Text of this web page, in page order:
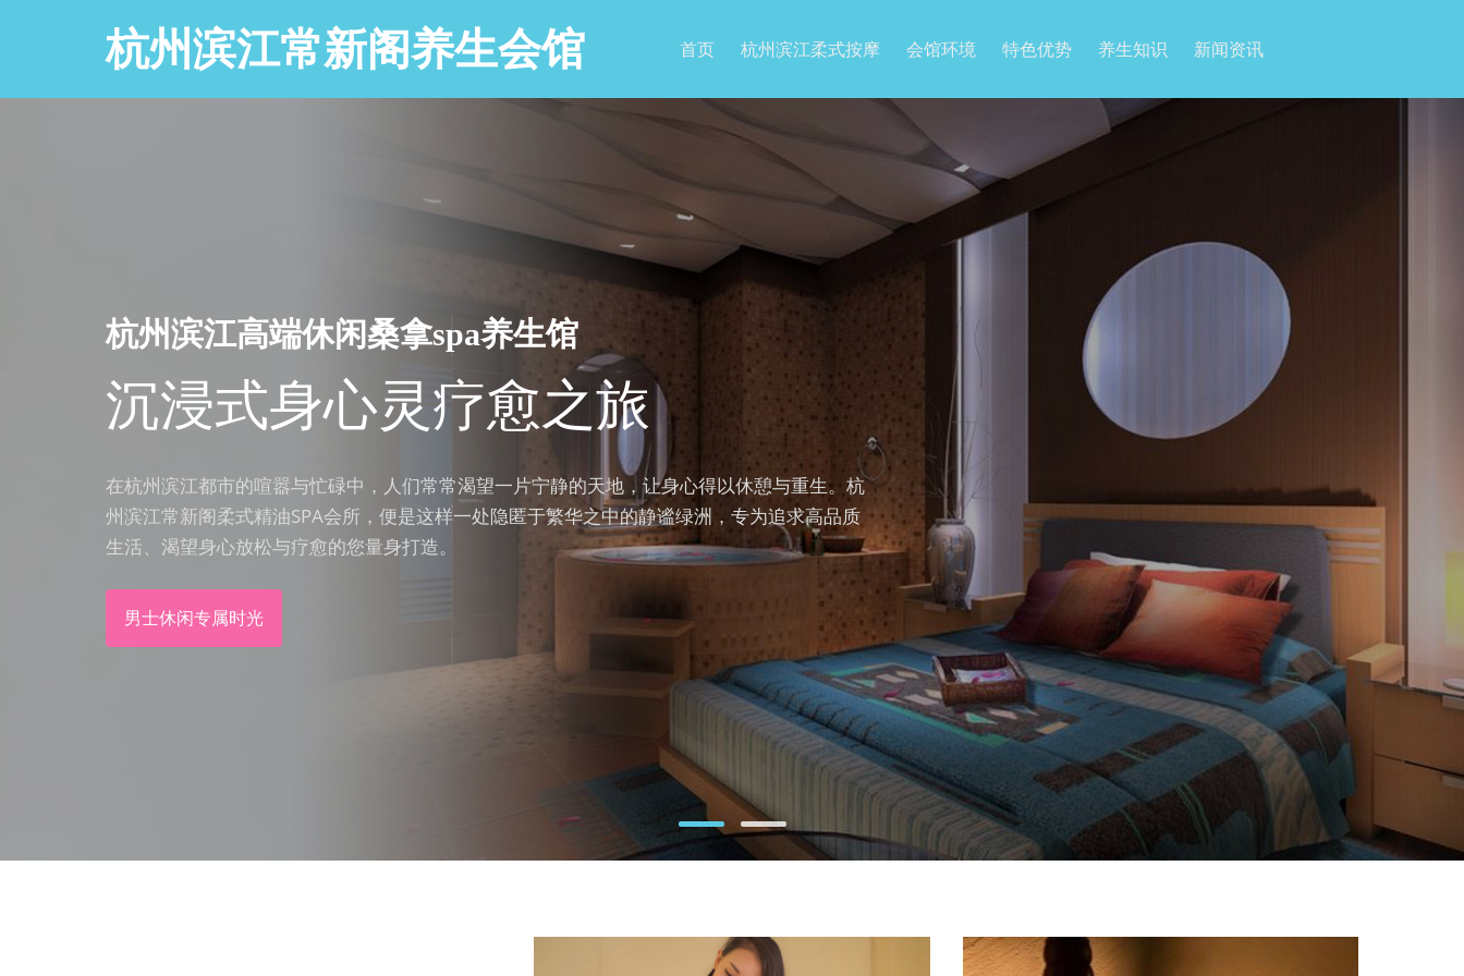
杭州滨江常新阁养生会馆 首页 杭州滨江柔式按摩 会馆环境 特色优势 养生知识 新闻资讯
杭州滨江高端休闲桑拿spa养生馆
沉浸式身心灵疗愈之旅
在杭州滨江都市的喧嚣与忙碌中，人们常常渴望一片宁静的天地，让身心得以休憩与重生。杭
州滨江常新阁柔式精油SPA会所，便是这样一处隐匿于繁华之中的静谧绿洲，专为追求高品质
生活、渴望身心放松与疗愈的您量身打造。
男士休闲专属时光